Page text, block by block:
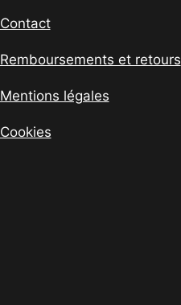
Contact
Remboursements et retours
Mentions légales
Cookies